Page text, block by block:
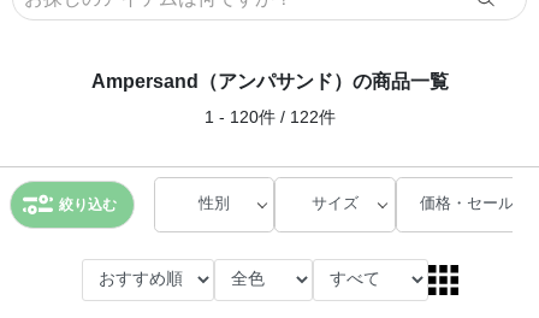
Ampersand（アンパサンド）の商品一覧
1 - 120件 / 122件
絞り込む 性別 サイズ 価格・セール